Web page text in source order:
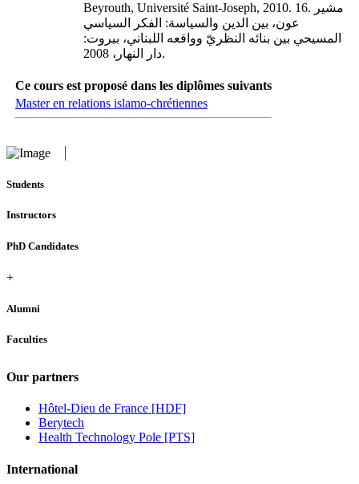
Beyrouth, Université Saint-Joseph, 2010. 16. مشير
عون، بين الدين والسياسة: الفكر السياسي
المسيحي بين بنائه النظريّ وواقعه اللبناني، بيروت:
دار النهار، 2008.
Ce cours est proposé dans les diplômes suivants
Master en relations islamo-chrétiennes
Students
Instructors
PhD Candidates
+
Alumni
Faculties
Our partners
Hôtel-Dieu de France [HDF]
Berytech
Health Technology Pole [PTS]
International